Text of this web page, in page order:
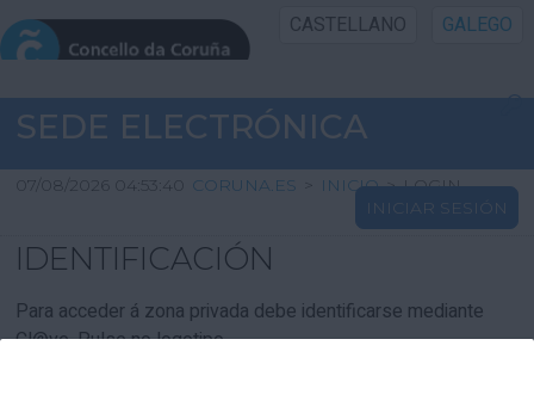
CASTELLANO GALEGO
INICIO SEDE
INICIO
INFORMACIÓN PÚBLICA
CARTAFOL CIDADÁN
SEDE ELECTRÓNICA
07/08/2026 04:53:40 CORUNA.ES > INICIO > LOGIN
INICIAR SESIÓN
IDENTIFICACIÓN
Para acceder á zona privada debe identificarse mediante
Cl@ve. Pulse no logotipo